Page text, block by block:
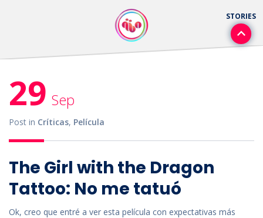
29 Sep
Post in Críticas, Película
The Girl with the Dragon
Tattoo: No me tatuó
Ok, creo que entré a ver esta película con expectativas más